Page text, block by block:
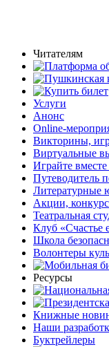
Читателям
Услуги
Анонс
Online-
Викторины,
Виртуальные
Играйте
Путеводитель
Литературные
Акции,
Театральная
Клуб «Счастье
Школа
Волонтеры
Ресурсы
Книжные
Наши
Буктрейлеры